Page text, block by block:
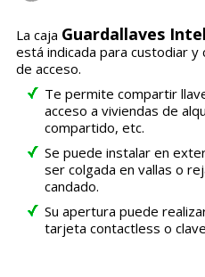
La caja Guardallaves
está indicada para custodiar
de acceso.
Te permite compartir
acceso a viviendas de
compartido, etc.
Se puede instalar en
ser colgada en vallas o
candado.
Su apertura puede
tarjeta contactless o